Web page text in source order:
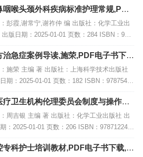
咽喉头颈外科疾病标准护理常规,PDF
书下载
彭霞,谢常宁,谢祚仲 编 出版社：化学工业出
出版日期：2025-01-01 页数：284 ISBN：978
电子书大小：244MB [高清扫描版PDF
治急症案例导读,施荣,PDF电子书下
盘资源
施荣 主编 著 出版社：上海科学技术出版社
期：2025-01-01 页数：182 ISBN：97875478
电子书大小：249MB [高清扫描版PDF格式]
...
疗卫生机构伦理委员会制度与操作规
电子书下载
周吉银 主编 著 出版社：化学工业出版社 出
：2025-01-01 页数：206 ISBN：978712246
电子书大小：230MB [高清扫描版PDF格式] 内
专科护士培训教材,PDF电子书下载,网